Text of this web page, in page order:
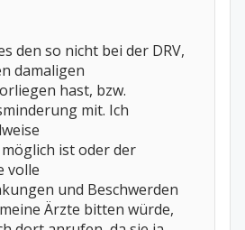
den so nicht bei der DRV,
damaligen
hast, bzw.
mit. Ich
ist oder der
volle
und Beschwerden
Ärzte bitten würde,